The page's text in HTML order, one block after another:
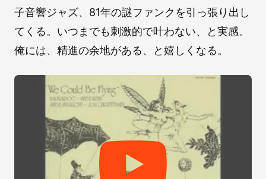
子音響ジャズ、81年の謎ファンクを引っ張り出し
てくる。いつまでも刺激的で叶わない、と実感。
俺には、精進の余地がある、と嬉しくなる。